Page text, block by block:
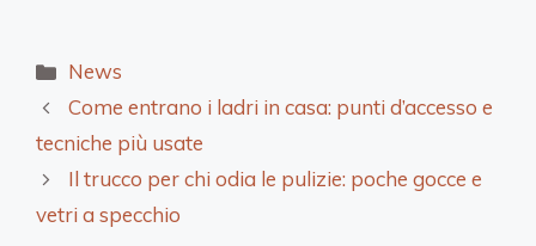
Categorie
News
Come entrano i ladri in casa: punti d’accesso e
tecniche più usate
Il trucco per chi odia le pulizie: poche gocce e
vetri a specchio